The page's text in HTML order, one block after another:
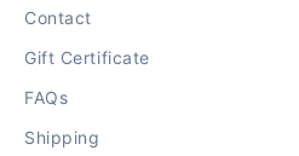
Contact
Gift Certificate
FAQs
Shipping